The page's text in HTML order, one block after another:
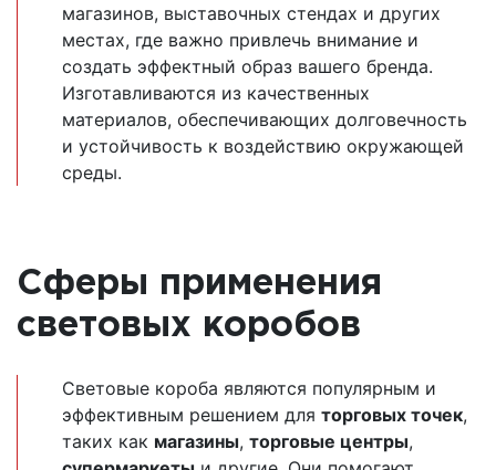
магазинов, выставочных стендах и других
местах, где важно привлечь внимание и
создать эффектный образ вашего бренда.
Изготавливаются из качественных
материалов, обеспечивающих долговечность
и устойчивость к воздействию окружающей
среды.
Сферы применения
световых коробов
Световые короба являются популярным и
эффективным решением для торговых точек,
таких как магазины, торговые центры,